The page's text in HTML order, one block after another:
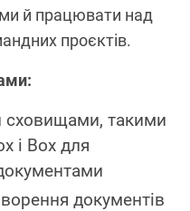
й працювати над
проєктів.
сховищами, такими
і Box для
документів